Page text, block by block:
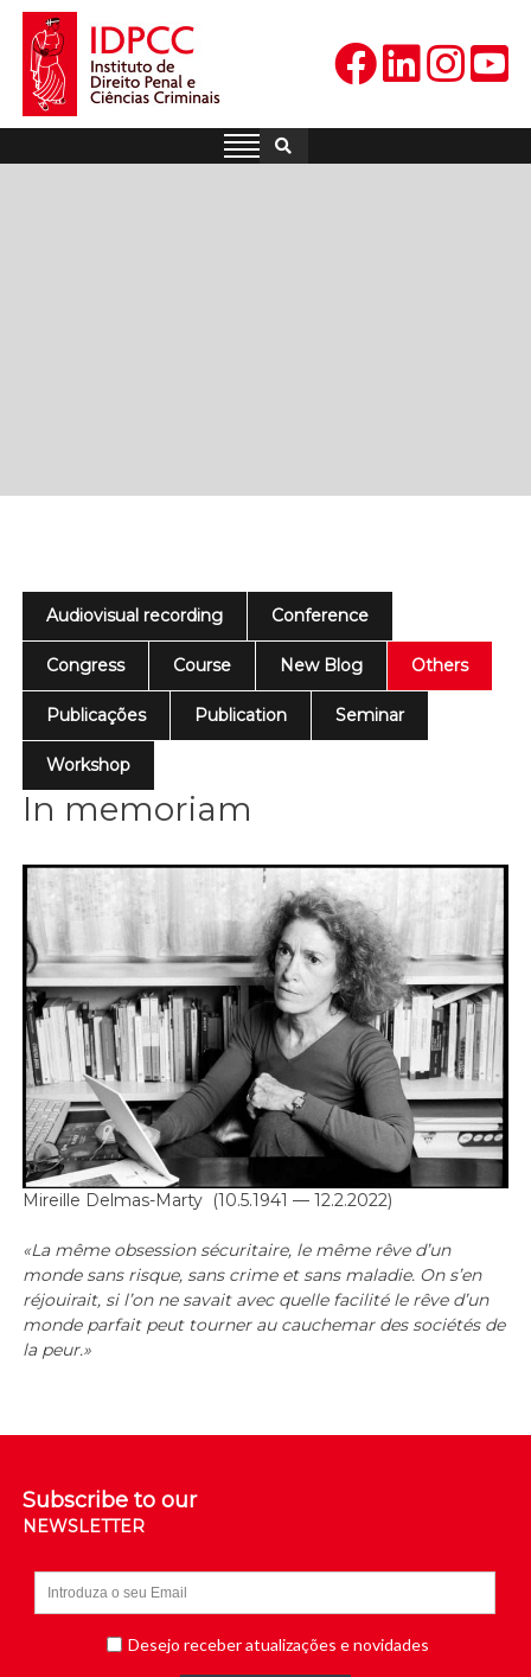
Skip
content
IDPCC
Instituto de Direito Penal e
Audiovisual recording Conference
Congress Course New Blog Others
Publicações Publication Seminar
Workshop
In memoriam
Mireille Delmas-Marty (10.5.1941 — 12.2.2022)
«La même obsession sécuritaire, le même rêve d’un
monde sans risque, sans crime et sans maladie. On s’en
réjouirait, si l’on ne savait avec quelle facilité le rêve d’un
monde parfait peut tourner au cauchemar des sociétés de
la peur.»
Subscribe to our
NEWSLETTER